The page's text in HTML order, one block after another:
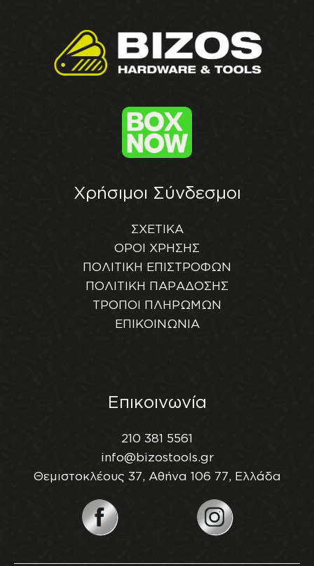
Χρήσιμοι Σύνδεσμοι
ΣΧΕΤΙΚΑ
ΟΡΟΙ ΧΡΗΣΗΣ
ΠΟΛΙΤΙΚΗ ΕΠΙΣΤΡΟΦΩΝ
ΠΟΛΙΤΙΚΗ ΠΑΡΑΔΟΣΗΣ
ΤΡΟΠΟΙ ΠΛΗΡΩΜΩΝ
ΕΠΙΚΟΙΝΩΝΙΑ
Επικοινωνία
210 381 5561
info@bizostools.gr
Θεμιστοκλέους 37, Αθήνα 106 77, Ελλάδα